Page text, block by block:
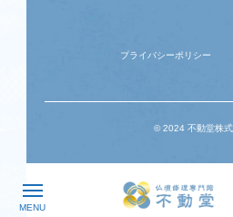
MENU
プライバシーポリシー
© 2024 不動堂株